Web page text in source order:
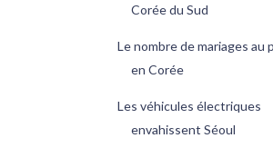
Corée du Sud
Le nombre de mariages au
en Corée
Les véhicules électriques
envahissent Séoul